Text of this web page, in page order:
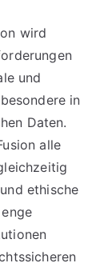
wird
und
in
Daten.
alle
ethische